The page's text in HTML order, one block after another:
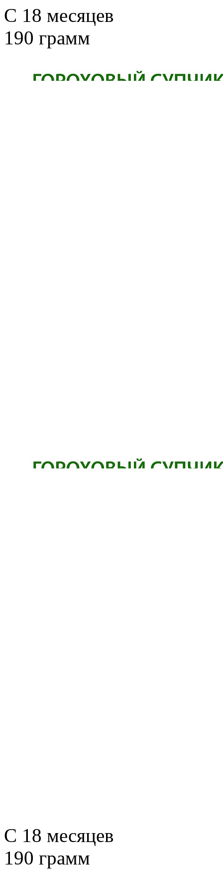
С 18 месяцев
190 грамм
С 18 месяцев
190 грамм